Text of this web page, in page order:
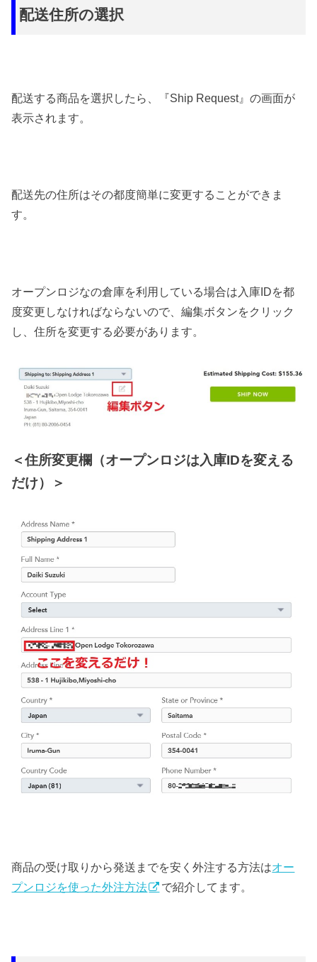
配送住所の選択
配送する商品を選択したら、『Ship Request』の画面が
表示されます。
配送先の住所はその都度簡単に変更することができま
す。
オープンロジなの倉庫を利用している場合は入庫IDを都
度変更しなければならないので、編集ボタンをクリック
し、住所を変更する必要があります。
＜住所変更欄（オープンロジは入庫IDを変える
だけ）＞
商品の受け取りから発送までを安く外注する方法はオー
プンロジを使った外注方法
で紹介してます。